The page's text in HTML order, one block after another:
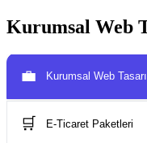
Kurumsal Web
💼 Kurumsal Web
🛒 E-Ticaret Paketleri